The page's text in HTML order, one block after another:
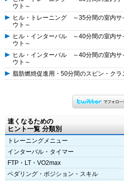
ウト～
ヒル・トレーニング ～35分間の室内サ
ウト～
ヒル・インターバル ～40分間の室内サ
ウト～
ヒル・インターバル ～40分間の室内サ
ウト～
脂肪燃焼促進用・50分間のスピン・クラ
速くなるための
ヒント一覧 分類別
トレーニングメニュー
インターバル・タイマー
FTP・LT・VO2max
ペダリング・ポジション・スキル